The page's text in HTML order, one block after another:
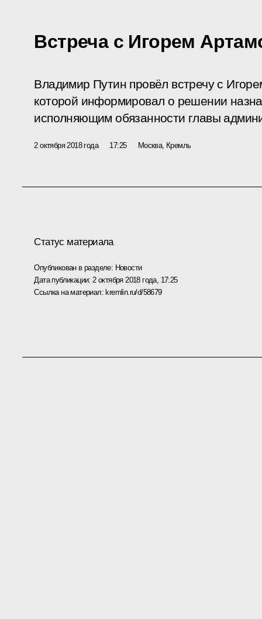
Встреча с Игорем
Владимир Путин провёл встречу с
которой информировал о решении
исполняющим обязанности главы
2 октября 2018 года 17:25 Москва, Кремль
Статус материала
Опубликован в разделе: Новости
Дата публикации: 2 октября 2018 года, 17:25
Ссылка на материал: kremlin.ru/d/58679